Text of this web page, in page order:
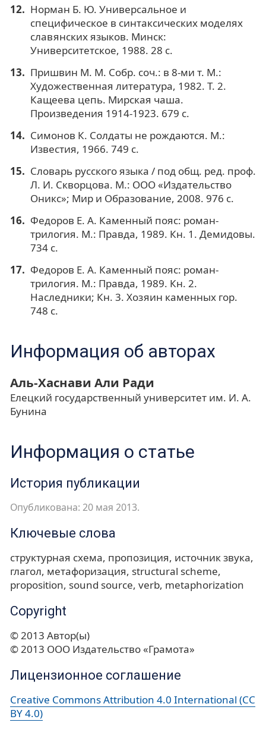
Норман Б. Ю. Универсальное и
специфическое в синтаксических моделях
славянских языков. Минск:
Университетское, 1988. 28 с.
Пришвин М. М. Собр. соч.: в 8-ми т. М.:
Художественная литература, 1982. Т. 2.
Кащеева цепь. Мирская чаша.
Произведения 1914-1923. 679 с.
Симонов К. Солдаты не рождаются. М.:
Известия, 1966. 749 с.
Словарь русского языка / под общ. ред. проф.
Л. И. Скворцова. М.: ООО «Издательство
Оникс»; Мир и Образование, 2008. 976 с.
Федоров Е. А. Каменный пояс: роман-
трилогия. М.: Правда, 1989. Кн. 1. Демидовы.
734 с.
Федоров Е. А. Каменный пояс: роман-
трилогия. М.: Правда, 1989. Кн. 2.
Наследники; Кн. 3. Хозяин каменных гор.
748 с.
Информация об авторах
Аль-Хаснави Али Ради
Елецкий государственный университет им. И. А.
Бунина
Информация о статье
История публикации
Опубликована: 20 мая 2013.
Ключевые слова
структурная схема пропозиция источник звука
глагол метафоризация structural scheme
proposition sound source verb metaphorization
Copyright
© 2013 Автор(ы)
© 2013 ООО Издательство «Грамота»
Лицензионное соглашение
Creative Commons Attribution 4.0 International (CC
BY 4.0)